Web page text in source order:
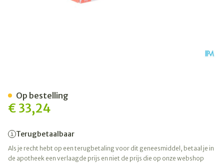
€ 33,24
Terugbetaalbaar
Als je recht hebt op een terugbetaling voor dit geneesmiddel, betaal je in
de apotheek een verlaagde prijs en niet de prijs die op onze webshop
Op bestelling